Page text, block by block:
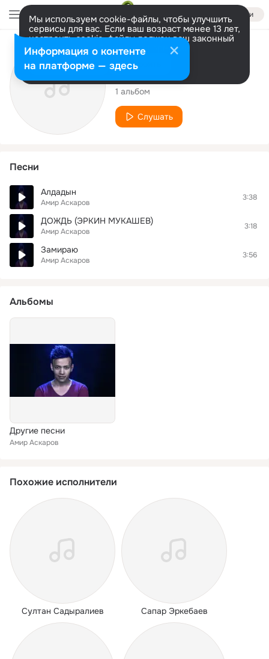
Войти
Мы используем cookie-файлы, чтобы улучшить
сервисы для вас. Если ваш возраст менее 13 лет,
настроить cookie-файлы должен ваш законный
представитель. Больше информации
Разрешить все Настроить
Исполнитель
Амир Аскаров
1 альбом
Слушать
Песни
Алдадын
Амир Аскаров
3:38
ДОЖДЬ (ЭРКИН МУКАШЕВ)
Амир Аскаров
3:18
Замираю
Амир Аскаров
3:56
Альбомы
Другие песни
Амир Аскаров
Похожие исполнители
Султан Садыралиев Сапар Эркебаев
Информация о контенте
на платформе — здесь